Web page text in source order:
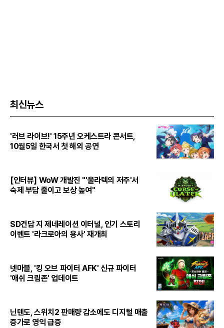
최신뉴스
'러브 라이브!' 15주년 오케스트라 콘서트,
10월5일 한국서 첫 해외 공연
[인터뷰] WoW 개발진 "'울라텍의 저주'서
숙제 부담 줄이고 보상 높여"
SD건담 지 제네레이션 이터널, 인기 스토리
이벤트 '라크로아의 용사' 재개최
넷마블, '킹 오브 파이터 AFK' 신규 파이터
'애쉬 크림존' 업데이트
닌텐도, 스위치2 판매량 감소에도 디지털 매출
증가로 영익 급증